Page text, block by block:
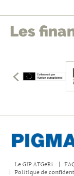
Les
Le GIP ATGeRi
Politique de